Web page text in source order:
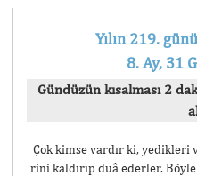
Yılın 219.
8. Ay, 31
Gündüzün kısalması 2
Çok kimse vardır ki, yedikleri
rini kaldırıp duâ ederler.